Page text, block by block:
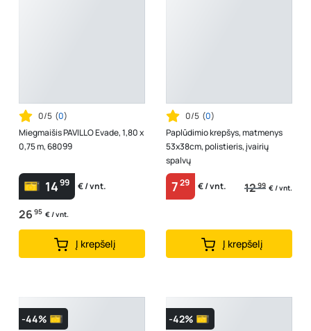
0/5 (0)
Miegmaišis PAVILLO Evade, 1,80 x
0,75 m, 68099
1499 € / vnt.
26 95 € / vnt.
Į krepšelį
0/5 (0)
Paplūdimio krepšys, matmenys
53x38cm, polistieris, įvairių
spalvų
729 € / vnt. 1299 € / vnt.
Į krepšelį
-44% -42%